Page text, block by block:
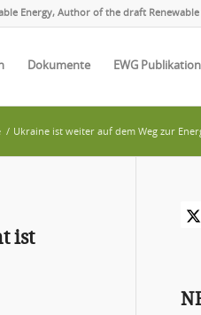
Energy, Author of the draft Renewable
Dokumente EWG
/ Ukraine ist weiter auf dem Weg zur
ist